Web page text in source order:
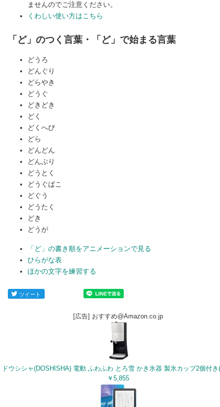
ませんのでご注意ください。
くわしい使い方はこちら
「ど」のつく言葉・「ど」で始まる言葉
どうろ
どんぐり
どらやき
どうぐ
どきどき
どく
どくへび
どら
どんどん
どんぶり
どうとく
どうぐばこ
どぐう
どうたく
どき
どうが
「ど」の書き順をアニメーションで見る
ひらがな表
ほかの文字を練習する
ツイート
[広告] おすすめ@Amazon.co.jp
￥5,855